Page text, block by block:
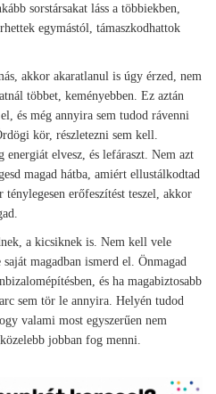
sorstársakat láss a többiekben,
egymástól, támaszkodhattok
akkor akaratlanul is úgy érzed, nem
többet, keményebben. Ez aztán
és még annyira sem tudod rávenni
kör, részletezni sem kell.
energiát elvesz, és lefáraszt. Nem azt
magad hátba, amiért ellustálkodtad
ténylegesen erőfeszítést teszel, akkor
a kicsiknek is. Nem kell vele
magadban ismerd el. Önmagad
és ha magabiztosabb
sem tör le annyira. Helyén tudod
valami most egyszerűen nem
jobban fog menni.